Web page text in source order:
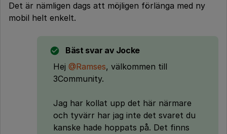
Det är nämligen dags att möjligen förlänga med ny
mobil helt enkelt.
Bäst svar av Jocke
Hej @Ramses, välkommen till
3Community.
Jag har kollat upp det här närmare
och tyvärr har jag inte det svaret du
kanske hade hoppats på. Det finns